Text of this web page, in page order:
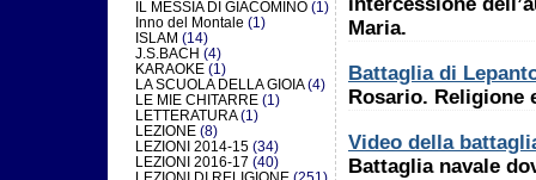
IL MESSIA DI GIACOMINO (1)
Inno del Montale (1)
ISLAM (14)
J.S.BACH (4)
KARAOKE (1)
LA SCUOLA DELLA GIOIA(4)
LE MIE CHITARRE (1)
LETTERATURA(1)
LEZIONE (8)
LEZIONI 2014-15 (34)
LEZIONI 2016-17 (40)
Maria.
Battaglia di
Rosario. Religione
Video della
Battaglia navale